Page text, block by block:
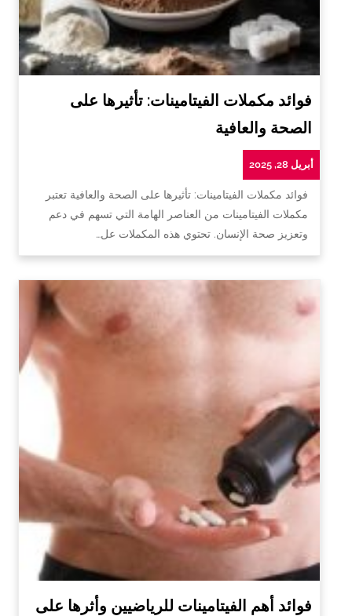
فوائد مكملات الفيتامينات: تأثيرها على
الصحة والعافية
أبريل 28, 2025
فوائد مكملات الفيتامينات: تأثيرها على الصحة والعافية تعتبر
مكملات الفيتامينات من العناصر الهامة التي تسهم في دعم
وتعزيز صحة الإنسان. تحتوي هذه المكملات عل…
فوائد أهم الفيتامينات للرياضيين وأثرها على